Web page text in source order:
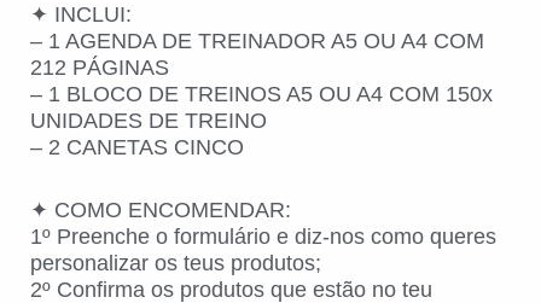
✦ INCLUI:
– 1 AGENDA DE TREINADOR A5 OU A4 COM
212 PÁGINAS
– 1 BLOCO DE TREINOS A5 OU A4 COM 150x
UNIDADES DE TREINO
– 2 CANETAS CINCO
✦ COMO ENCOMENDAR:
1º Preenche o formulário e diz-nos como queres
personalizar os teus produtos;
2º Confirma os produtos que estão no teu